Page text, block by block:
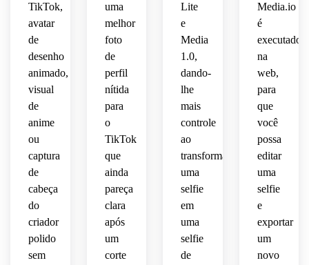
legível
em
uma
pequena
imagem
de
redonda.
limpo
círculo
legível
em
tamanho
pequeno.
TikTok,
avatar
de
desenho
animado,
visual
de
anime
ou
captura
de
cabeça
do
criador
polido
sem
uma
melhor
foto
de
perfil
nítida
para
o
TikTok
que
ainda
pareça
clara
após
um
corte
Lite
e
Media
1.0,
dando-
lhe
mais
controle
ao
transformar
uma
selfie
em
uma
selfie
de
Media.io
é
executado
na
web,
para
que
você
possa
editar
uma
selfie
e
exportar
um
novo